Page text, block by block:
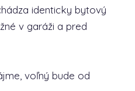
identicky bytový
v garáži a pred
voľný bude od